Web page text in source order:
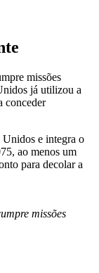
missões
já utilizou a
conceder
Unidos e integra o
ao menos um
para decolar a
missões